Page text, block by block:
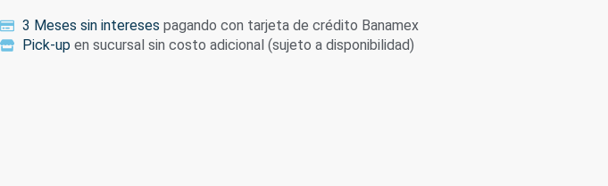
3 Meses sin intereses pagando con tarjeta de crédito Banamex
Pick-upen sucursal sin costo adicional (sujeto a disponibilidad)